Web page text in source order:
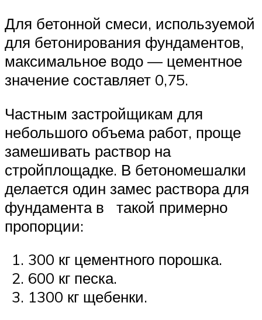
Для бетонной смеси, используемой
для бетонирования фундаментов,
максимальное водо — цементное
значение составляет 0,75.
Частным застройщикам для
небольшого объема работ, проще
замешивать раствор на
стройплощадке. В бетономешалки
делается один замес раствора для
фундамента в такой примерно
пропорции:
300 кг цементного порошка.
600 кг песка.
1300 кг щебенки.